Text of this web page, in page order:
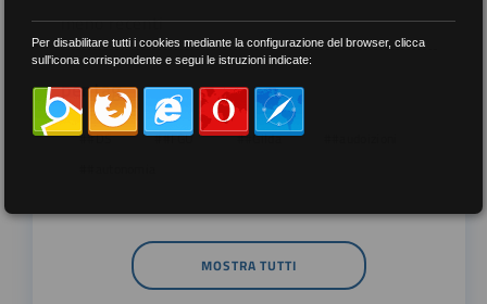
meno recenti
per tag
##DS ##FGU ##Gilda
MOSTRA TUTTI
Per disabilitare tutti i cookies mediante la configurazione del browser, clicca
sull'icona corrispondente e segui le istruzioni indicate: